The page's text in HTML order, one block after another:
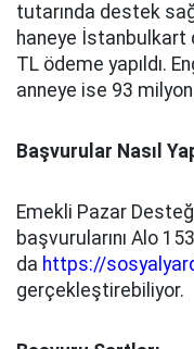
tutarında destek
haneye İstanbulkart
TL ödeme yapıldı.
anneye ise 93
Başvurular Nasıl
Emekli Pazar
başvurularını Alo
da https://
gerçekleştirebiliyor.